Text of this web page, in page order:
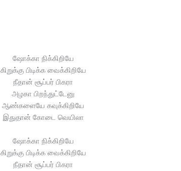
ஷோக்கா நிக்கிறியே
கிறுக்கு பிடிக்க வைக்கிறியே
நீதான் சூப்பர் பிகரா
அழகா பிறந்துட்டேனு
ஆண்களையே கவுக்கிறியே
இதுதான் கோடை வெயிலா
ஷோக்கா நிக்கிறியே
கிறுக்கு பிடிக்க வைக்கிறியே
நீதான் சூப்பர் பிகரா